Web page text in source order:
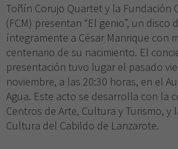
Toñín Corujo Quartet y la Fundación
(FCM) presentan “El genio”, un disco
íntegramente a César Manrique con
centenario de su nacimiento. El
presentación tuvo lugar el pasado
noviembre, a las 20:30 horas, en el
Agua. Este acto se desarrolla con la
Centros de Arte, Cultura y Turismo, y
Cultura del Cabildo de Lanzarote.